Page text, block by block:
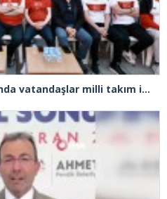
Sultanbeyli Kent Meydanı’nda vatandaşlar milli takım için tek yürek oldu